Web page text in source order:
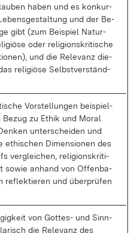
ha­ben und es kon­kur­
und der Be­
gibt (zum Bei­spiel Na­tur­
oder re­li­gi­ons­kri­ti­sche
und die Re­le­vanz die­
re­li­giö­se Selbst­ver­ständ­
Vor­stel­lun­gen bei­spiel­
zu Ethik und Mo­ral
un­ter­schei­den und
ethi­schen Di­men­sio­nen des
ver­glei­chen, re­li­gi­ons­kri­ti­
so­wie an­hand von Of­fen­ba­
re­flek­tie­ren und über­prü­fen
von Got­tes- und Sinn­
die Re­le­vanz des